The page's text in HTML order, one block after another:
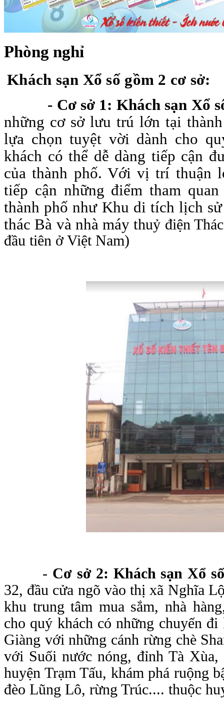
Phòng nghỉ
Khách sạn Xổ số gồm 2 cơ sở:
- Cơ sở 1: Khách sạn Xổ
những cơ sở lưu trú lớn tại
lựa chọn tuyệt vời dành cho
khách có thể dễ dàng tiếp cận
của thành phố. Với vị trí thuận
tiếp cận những điểm tham
thành phố như Khu di tích lịch
thác Bà và nhà máy thuỷ điện
đầu tiên ở Việt Nam)
- Cơ sở 2: Khách sạn Xổ
32, đầu cửa ngõ vào thị xã Nghĩa
khu trung tâm mua sắm, nhà
cho quý khách có những chuyến
Giàng với những cánh rừng chè
với Suối nước nóng, đỉnh Tà
huyện Trạm Tấu, khám phá ruộng
đèo Lũng Lô, rừng Trúc.... thuộc